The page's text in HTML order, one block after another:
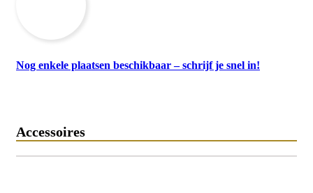
Nog enkele plaatsen beschikbaar – schrijf je snel in!
Accessoires